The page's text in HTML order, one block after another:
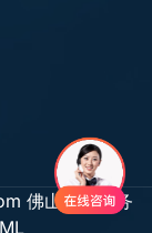
佛山盛正债务